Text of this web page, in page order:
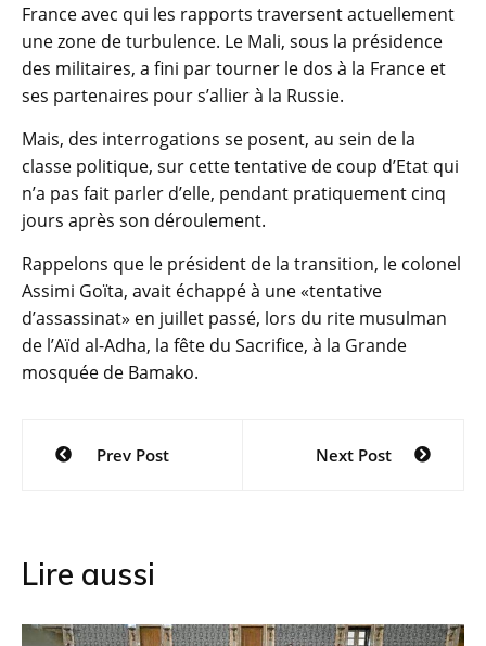
France avec qui les rapports traversent actuellement
une zone de turbulence. Le Mali, sous la présidence
des militaires, a fini par tourner le dos à la France et
ses partenaires pour s’allier à la Russie.
Mais, des interrogations se posent, au sein de la
classe politique, sur cette tentative de coup d’Etat qui
n’a pas fait parler d’elle, pendant pratiquement cinq
jours après son déroulement.
Rappelons que le président de la transition, le colonel
Assimi Goïta, avait échappé à une «tentative
d’assassinat» en juillet passé, lors du rite musulman
de l’Aïd al-Adha, la fête du Sacrifice, à la Grande
mosquée de Bamako.
Navigation
Prev Post Next Post
Lire aussi